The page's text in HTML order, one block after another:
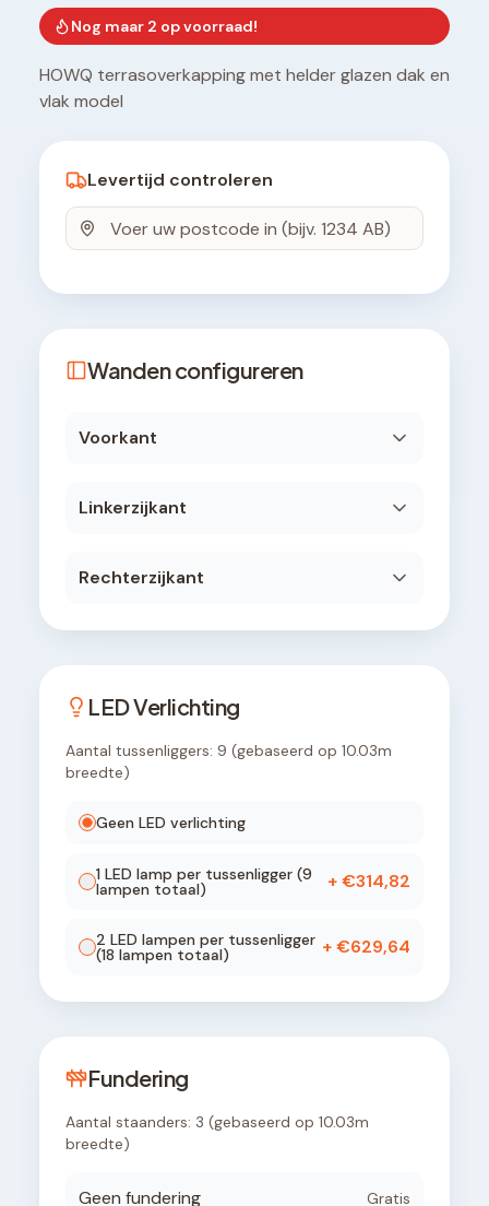
Nog maar 2 op voorraad!
HOWQ terrasoverkapping met helder glazen dak en
vlak model
Levertijd controleren
Wanden configureren
Voorkant
Linkerzijkant
Rechterzijkant
LED Verlichting
Aantal tussenliggers: 9 (gebaseerd op 10.03m
breedte)
Geen LED verlichting
1 LED lamp per tussenligger (9
lampen totaal) + €314,82
2 LED lampen per tussenligger
(18 lampen totaal) + €629,64
Fundering
Aantal staanders: 3 (gebaseerd op 10.03m
breedte)
Geen fundering Gratis